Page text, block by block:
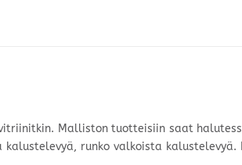
Malliston tuotteisiin saat
runko valkoista